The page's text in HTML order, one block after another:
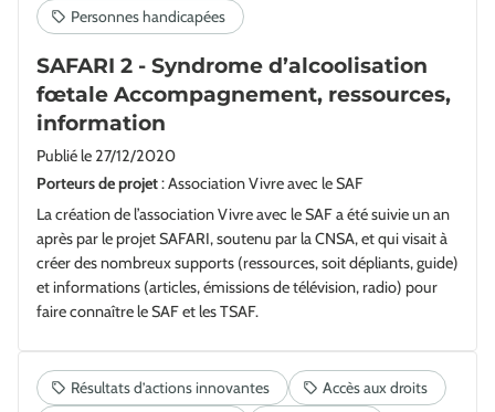
SAFARI 2 - Syndrome d’alcoolisation
fœtale Accompagnement, ressources,
information
Publié le 27/12/2020
Porteurs de projet: Association Vivre avec le SAF
La création de l’association Vivre avec le SAF a été suivie un an
après par le projet SAFARI, soutenu par la CNSA, et qui visait à
créer des nombreux supports (ressources, soit dépliants, guide)
et informations (articles, émissions de télévision, radio) pour
faire connaître le SAF et les TSAF.